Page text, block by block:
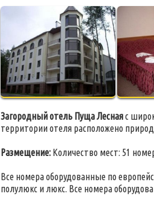
Загородный отель Пуща Леснаяс
территории отеля расположено
Размещение: Количество мест: 51
Все номера оборудованные по
полулюкс и люкс. Все номера